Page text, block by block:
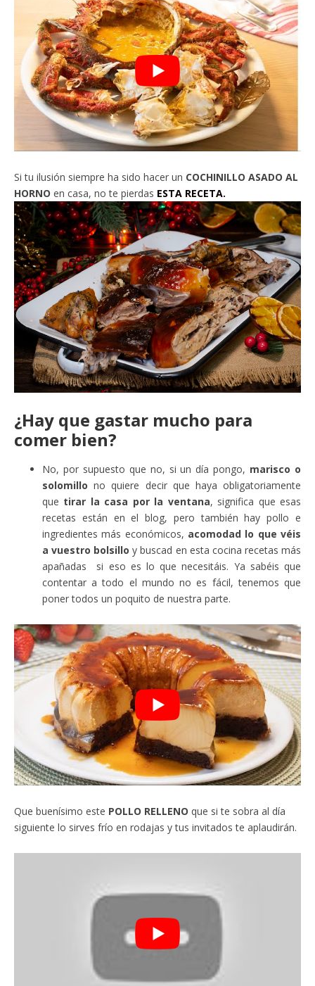
Si tu ilusión siempre ha sido hacer un COCHINILLO ASADO AL
HORNO en casa, no te pierdas ESTA RECETA.
¿Hay que gastar mucho para
comer bien?
No, por supuesto que no, si un día pongo, marisco o
solomillo no quiere decir que haya obligatoriamente
que tirar la casa por la ventana, significa que esas
recetas están en el blog, pero también hay pollo e
ingredientes más económicos, acomodad lo que véis
a vuestro bolsillo y buscad en esta cocina recetas más
apañadas si eso es lo que necesitáis. Ya sabéis que
contentar a todo el mundo no es fácil, tenemos que
poner todos un poquito de nuestra parte.
Que buenísimo este POLLO RELLENO que si te sobra al día
siguiente lo sirves frío en rodajas y tus invitados te aplaudirán.